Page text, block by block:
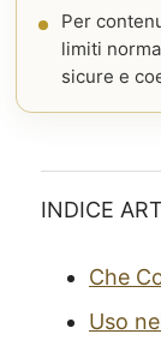
Per
limiti
sicure e
INDICE
Che
Uso